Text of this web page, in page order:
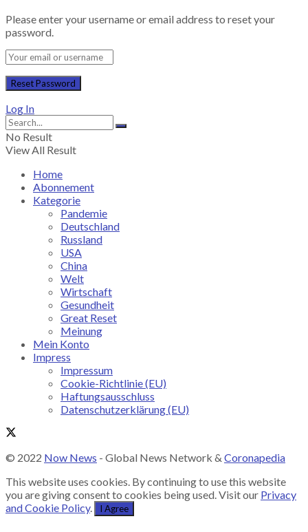
Please enter your username or email address to reset your
password.
Log In
No Result
View All Result
Home
Abonnement
Kategorie
Pandemie
Deutschland
Russland
USA
China
Welt
Wirtschaft
Gesundheit
Great Reset
Meinung
Mein Konto
Impress
Impressum
Cookie-Richtlinie (EU)
Haftungsausschluss
Datenschutzerklärung (EU)
© 2022 Now News - Global News Network & Coronapedia
This website uses cookies. By continuing to use this website
you are giving consent to cookies being used. Visit our Privacy
and Cookie Policy. I Agree